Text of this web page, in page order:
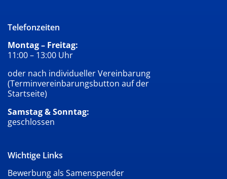
Telefonzeiten
Montag – Freitag:
11:00 – 13:00 Uhr
oder nach individueller Vereinbarung
(Terminvereinbarungsbutton auf der
Startseite)
Samstag & Sonntag:
geschlossen
Wichtige Links
Bewerbung als Samenspender